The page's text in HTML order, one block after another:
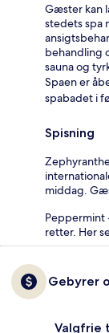
Gæster kan
stedets spa
behandling
sauna og
Spaen er
spabadet i
Spisning
middag.
Peppermint
retter. Her
Gebyrer
Valgfrie